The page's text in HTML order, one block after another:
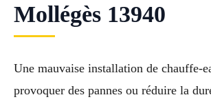
Mollégès 13940
Une mauvaise installation de chauffe-
provoquer des pannes ou réduire la